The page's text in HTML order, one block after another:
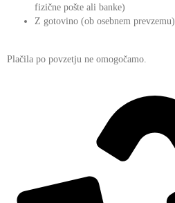
fizične pošte ali banke)
Z gotovino (ob osebnem
Plačila po povzetju ne omogočamo.